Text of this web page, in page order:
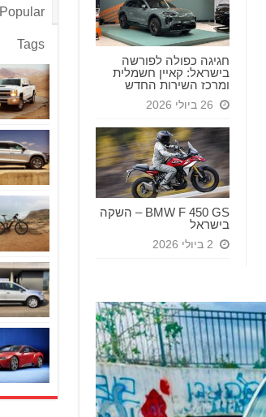
חגיגה כפולה לפורשה
בישראל: קאיין חשמלית
ומרכז השירות החדש
26 ביולי 2026
BMW F 450 GS – השקה
בישראל
2 ביולי 2026
Popular
Tags